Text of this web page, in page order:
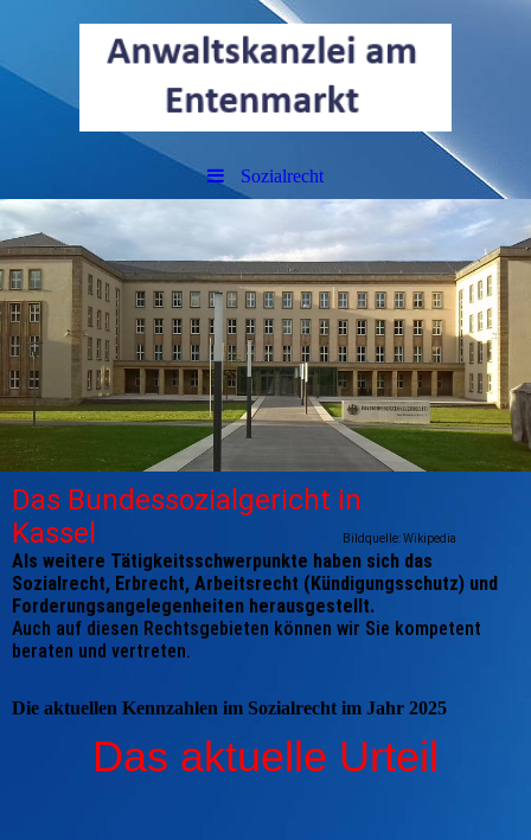
Sozialrecht
Das Bundessozialgericht in
Kassel
Bildquelle: Wikipedia
Als weitere Tätigkeitsschwerpunkte haben sich das
Sozialrecht, Erbrecht, Arbeitsrecht (Kündigungsschutz) und
Forderungsangelegenheiten herausgestellt.
Auch auf diesen Rechtsgebieten können wir Sie kompetent
beraten und vertreten.
Die aktuellen Kennzahlen im Sozialrecht im Jahr 2025
Das aktuelle Urteil